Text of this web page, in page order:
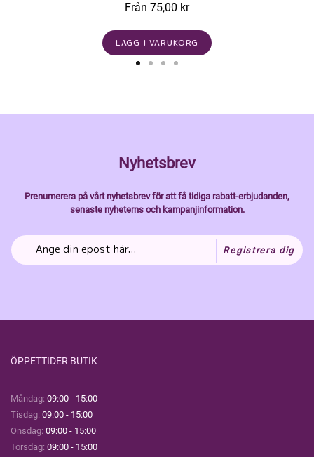
Från 75,00 kr
LÄGG I VARUKORG
Nyhetsbrev
Prenumerera på vårt nyhetsbrev för att få tidiga rabatt-erbjudanden,
senaste nyheterns och kampanjinformation.
Registrera dig
ÖPPETTIDER BUTIK
Måndag: 09:00 - 15:00
Tisdag: 09:00 - 15:00
Onsdag: 09:00 - 15:00
Torsdag: 09:00 - 15:00